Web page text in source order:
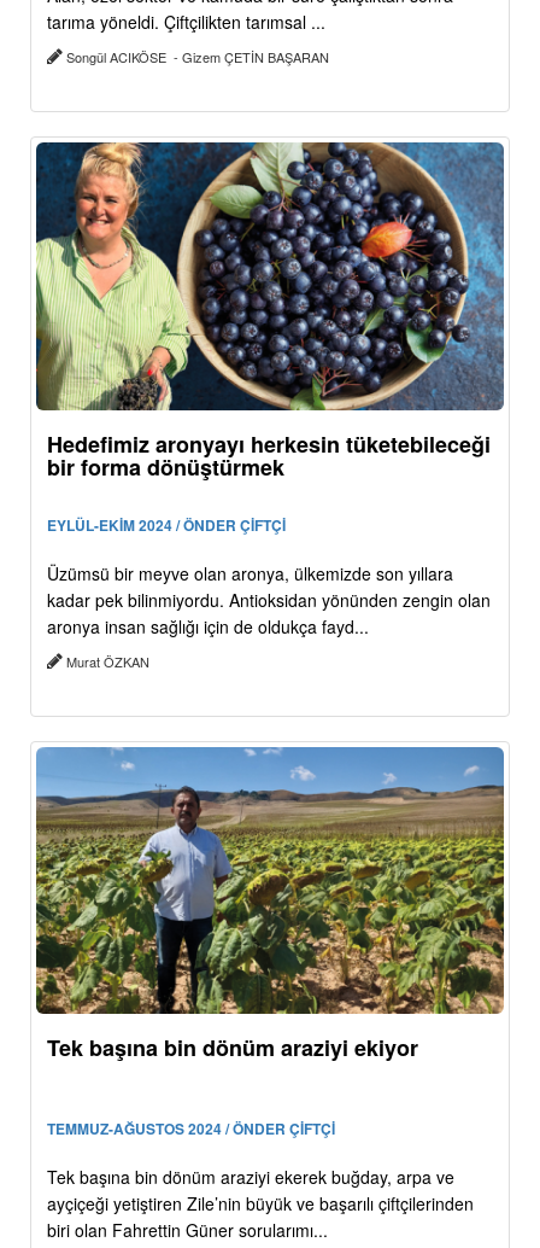
tarıma yöneldi. Çiftçilikten tarımsal ...
Songül ACIKÖSE - Gizem ÇETİN BAŞARAN
Hedefimiz aronyayı herkesin tüketebileceği
bir forma dönüştürmek
EYLÜL-EKİM 2024 / ÖNDER ÇİFTÇİ
Üzümsü bir meyve olan aronya, ülkemizde son yıllara
kadar pek bilinmiyordu. Antioksidan yönünden zengin olan
aronya insan sağlığı için de oldukça fayd...
Murat ÖZKAN
Tek başına bin dönüm araziyi ekiyor
TEMMUZ-AĞUSTOS 2024 / ÖNDER ÇİFTÇİ
Tek başına bin dönüm araziyi ekerek buğday, arpa ve
ayçiçeği yetiştiren Zile’nin büyük ve başarılı çiftçilerinden
biri olan Fahrettin Güner sorularımı...